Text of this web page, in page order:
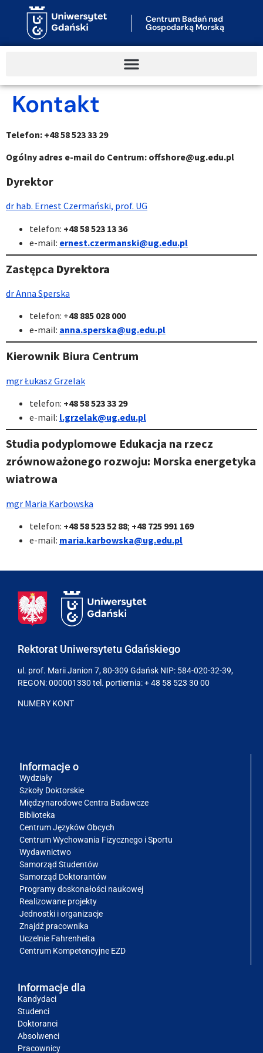
Centrum Badań nad
Gospodarką Morską
Kontakt
Telefon: +48 58 523 33 29
Ogólny adres e-mail do Centrum: offshore@ug.edu.pl
Dyrektor
dr hab. Ernest Czermański, prof. UG
telefon: +48 58 523 13 36
e-mail: ernest.czermanski@ug.edu.pl
Zastępca Dyrektora
dr Anna Sperska
telefon: +48 885 028 000
e-mail: anna.sperska@ug.edu.pl
Kierownik Biura Centrum
mgr Łukasz Grzelak
telefon: +48 58 523 33 29
e-mail: l.grzelak@ug.edu.pl
Studia podyplomowe Edukacja na rzecz
zrównoważonego rozwoju: Morska energetyka
wiatrowa
mgr Maria Karbowska
telefon: +48 58 523 52 88; +48 725 991 169
e-mail: maria.karbowska@ug.edu.pl
Rektorat Uniwersytetu Gdańskiego
ul. prof. Marii Janion 7, 80-309 Gdańsk NIP: 584-020-32-39,
REGON: 000001330 tel. portiernia:+ 48 58 523 30 00
NUMERY KONT
Informacje o
Wydziały
Szkoły Doktorskie
Międzynarodowe Centra Badawcze
Biblioteka
Centrum Języków Obcych
Centrum Wychowania Fizycznego i Sportu
Wydawnictwo
Samorząd Studentów
Samorząd Doktorantów
Programy doskonałości naukowej
Realizowane projekty
Jednostki i organizacje
Znajdź pracownika
Uczelnie Fahrenheita
Centrum Kompetencyjne EZD
Informacje dla
Kandydaci
Studenci
Doktoranci
Absolwenci
Pracownicy